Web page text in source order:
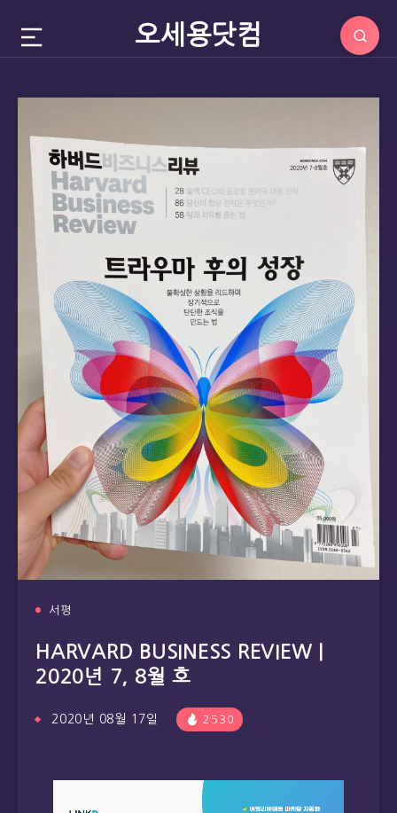
오세용닷컴
서평
HARVARD BUSINESS REVIEW |
2020년 7, 8월 호
2020년 08월 17일 2530